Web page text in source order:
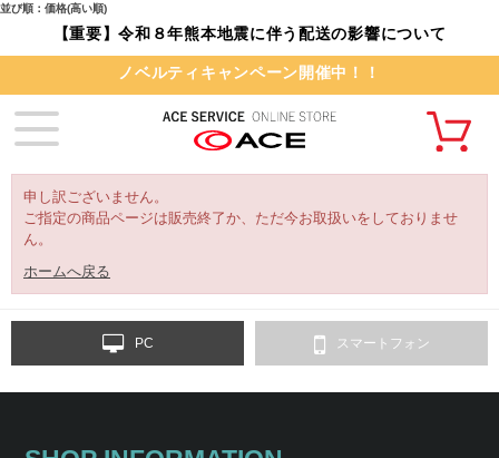
並び順：価格(高い順)
【重要】令和８年熊本地震に伴う配送の影響について
ノベルティキャンペーン開催中！！
申し訳ございません。
ご指定の商品ページは販売終了か、ただ今お取扱いをしておりませ
ん。
ホームへ戻る
PC スマートフォン